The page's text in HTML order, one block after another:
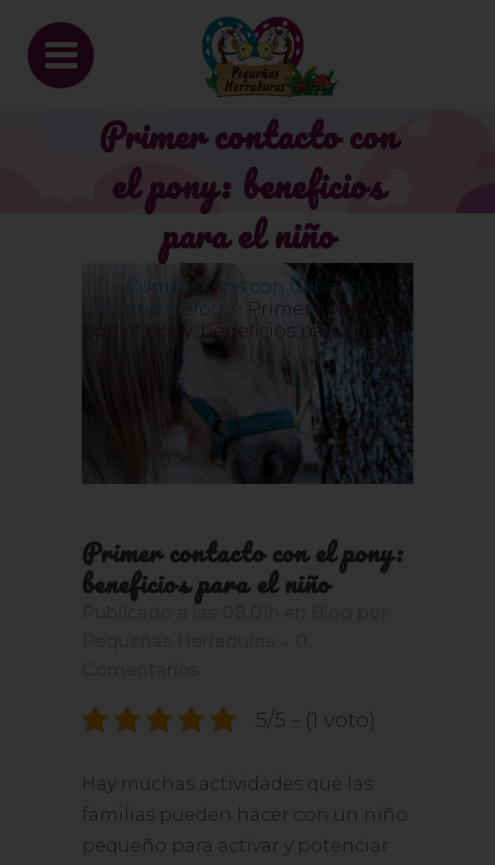
Primer contacto con
el pony: beneficios
para el niño
Cumpleaños con Caballos
Madrid
Blog > Primer contacto
con el pony: beneficios para el niño
Primer contacto con el pony:
beneficios para el niño
5/5 - (1 voto)
Hay muchas actividades que las
familias pueden hacer con un niño
pequeño para activar y potenciar